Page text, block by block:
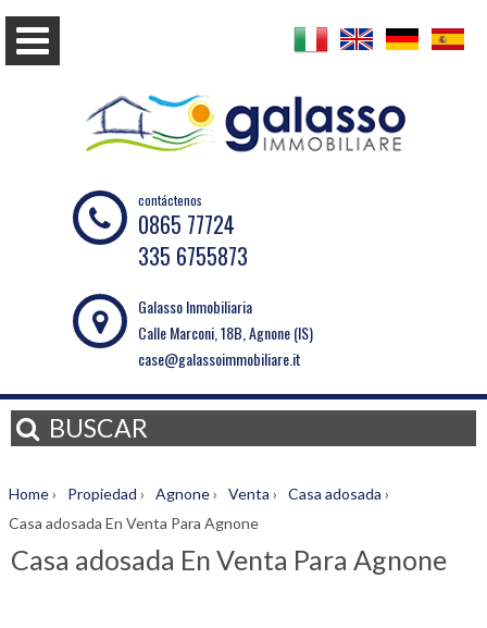
contáctenos
0865 77724
335 6755873
Galasso Inmobiliaria
Calle Marconi, 18B, Agnone (IS)
case@galassoimmobiliare.it
BUSCAR
Home› Propiedad › Agnone› Venta › Casa adosada ›
Casa adosada En Venta Para Agnone
Casa adosada En Venta Para Agnone